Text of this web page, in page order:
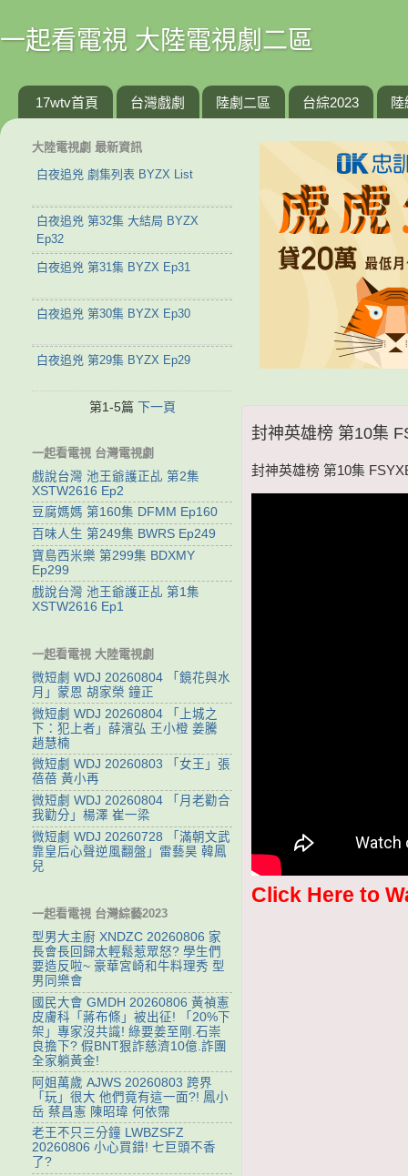
一起看電視 大陸電視劇二區
17wtv首頁 台灣戲劇 陸劇二區 台綜2023 陸
封神英雄榜 第10集
封神英雄榜 第10集
Click Here to
大陸電視劇 最新資訊
白夜追兇 劇集列表 BYZX List
白夜追兇 第32集 大結局 BYZX
Ep32
白夜追兇 第31集 BYZX Ep31
白夜追兇 第30集 BYZX Ep30
白夜追兇 第29集 BYZX Ep29
第1-5篇 下一頁
一起看電視 台灣電視劇
戲說台灣 池王爺護正乩 第2集
XSTW2616 Ep2
豆腐媽媽 第160集 DFMM Ep160
百味人生 第249集 BWRS Ep249
寶島西米樂 第299集 BDXMY
Ep299
戲說台灣 池王爺護正乩 第1集
XSTW2616 Ep1
一起看電視 大陸電視劇
微短劇 WDJ 20260804 「鏡花與水
月」蒙恩 胡家榮 鐘正
微短劇 WDJ 20260804 「上城之
下：犯上者」薛濱弘 王小橙 姜騰
趙慧楠
微短劇 WDJ 20260803 「女王」張
蓓蓓 黃小再
微短劇 WDJ 20260804 「月老勸合
我勸分」楊澤 崔一梁
微短劇 WDJ 20260728 「滿朝文武
靠皇后心聲逆風翻盤」雷藝昊 韓鳳
兒
一起看電視 台灣綜藝2023
型男大主廚 XNDZC 20260806 家
長會長回歸太輕鬆惹眾怒? 學生們
要造反啦~ 豪華宮崎和牛料理秀 型
男同樂會
國民大會 GMDH 20260806 黃禎憲
皮膚科「蔣布條」被出征! 「20%下
架」專家沒共識! 綠要姜至剛.石崇
良擔下? 假BNT狠詐慈濟10億.詐團
全家躺黃金!
阿姐萬歲 AJWS 20260803 跨界
「玩」很大 他們竟有這一面?! 鳳小
岳 蔡昌憲 陳昭瑋 何依霈
老王不只三分鐘 LWBZSFZ
20260806 小心買錯! 七巨頭不香
了?